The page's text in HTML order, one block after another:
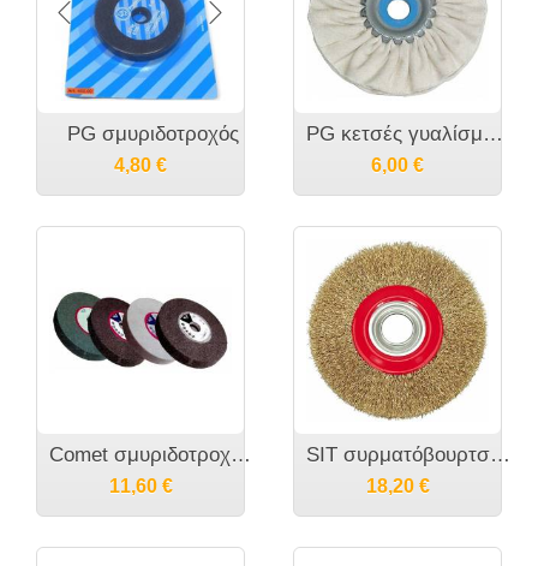
PG σμυριδοτροχός
4,80 €
PG κετσές γυαλίσματος δίδυμου τροχού
6,00 €
Comet σμυριδοτροχός γενικής χρήσης
11,60 €
SIT συρματόβουρτσα δίδυμου τροχού
18,20 €